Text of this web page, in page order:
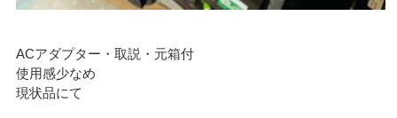
ACアダプター・取説・元箱付
使用感少なめ
現状品にて